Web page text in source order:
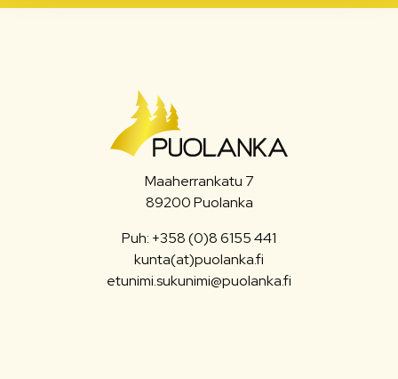
Maaherrankatu 7
89200 Puolanka
Puh: +358 (0)8 6155 441
kunta(at)puolanka.fi
etunimi.sukunimi@puolanka.fi